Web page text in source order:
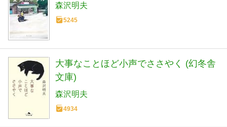
森沢明夫
5245
大事なことほど小声でささやく (幻冬舎
文庫)
森沢明夫
4934